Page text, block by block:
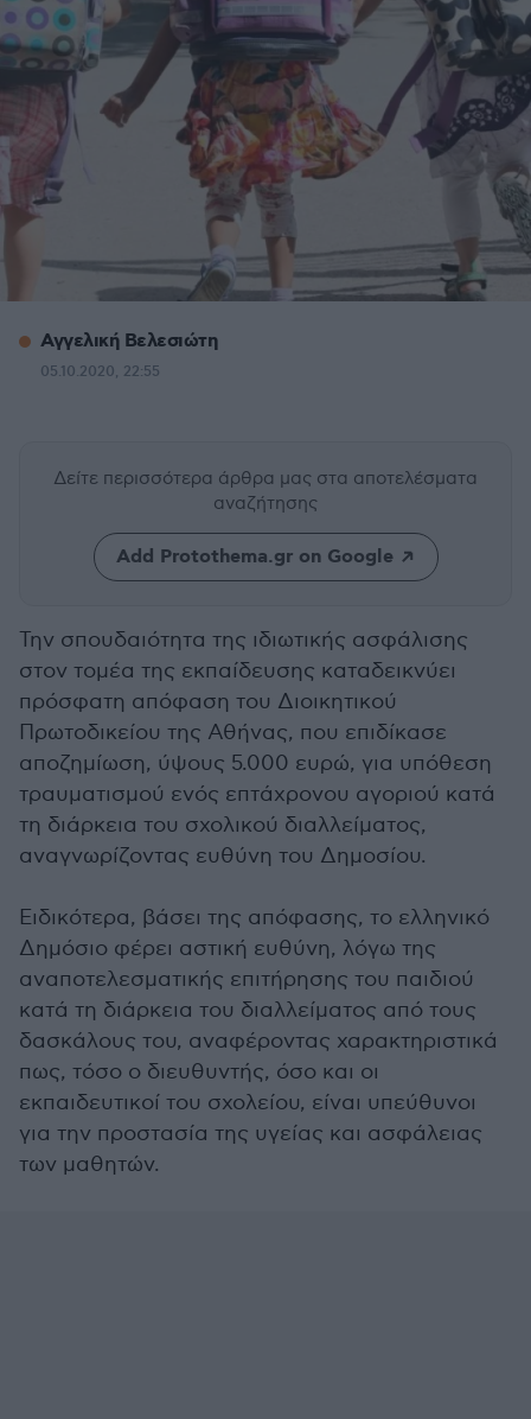
Αγγελική Βελεσιώτη
05.10.2020, 22:55
Δείτε περισσότερα άρθρα μας στα αποτελέσματα
αναζήτησης
Add Protothema.gr on Google
Την σπουδαιότητα της ιδιωτικής ασφάλισης
στον τομέα της εκπαίδευσης καταδεικνύει
πρόσφατη απόφαση του Διοικητικού
Πρωτοδικείου της Αθήνας, που επιδίκασε
αποζημίωση, ύψους 5.000 ευρώ, για υπόθεση
τραυματισμού ενός επτάχρονου αγοριού κατά
τη διάρκεια του σχολικού διαλλείματος,
αναγνωρίζοντας ευθύνη του Δημοσίου.
Ειδικότερα, βάσει της απόφασης, το ελληνικό
Δημόσιο φέρει αστική ευθύνη, λόγω της
αναποτελεσματικής επιτήρησης του παιδιού
κατά τη διάρκεια του διαλλείματος από τους
δασκάλους του, αναφέροντας χαρακτηριστικά
πως, τόσο ο διευθυντής, όσο και οι
εκπαιδευτικοί του σχολείου, είναι υπεύθυνοι
για την προστασία της υγείας και ασφάλειας
των μαθητών.